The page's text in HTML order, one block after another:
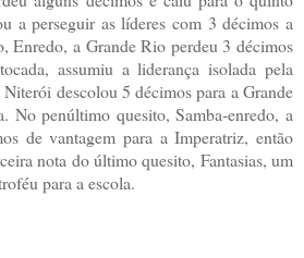
a perseguir as líderes com 3 décimos a
Enredo, a Grande Rio perdeu 3 décimos
assumiu a liderança isolada pela
descolou 5 décimos para a Grande
No penúltimo quesito, Samba-enredo, a
de vantagem para a Imperatriz, então
nota do último quesito, Fantasias, um
para a escola.